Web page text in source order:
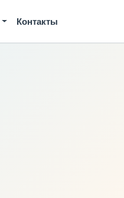
Контакты